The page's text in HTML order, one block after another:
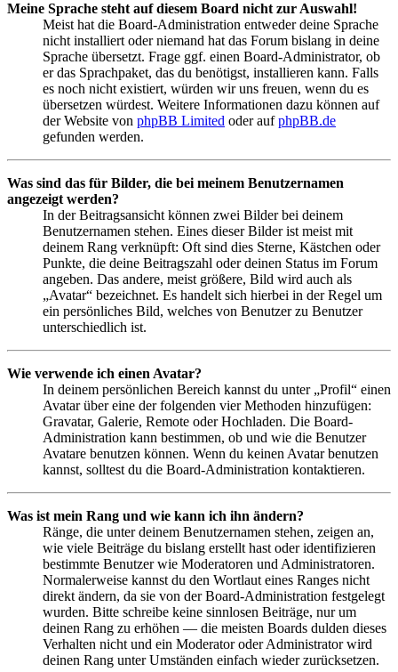
Meine Sprache steht auf diesem Board nicht zur Auswahl!
Meist hat die Board-Administration entweder deine Sprache
nicht installiert oder niemand hat das Forum bislang in deine
Sprache übersetzt. Frage ggf. einen Board-Administrator, ob
er das Sprachpaket, das du benötigst, installieren kann. Falls
es noch nicht existiert, würden wir uns freuen, wenn du es
übersetzen würdest. Weitere Informationen dazu können auf
der Website von phpBB Limited oder aufphpBB.de
gefunden werden.
Was sind das für Bilder, die bei meinem Benutzernamen
angezeigt werden?
In der Beitragsansicht können zwei Bilder bei deinem
Benutzernamen stehen. Eines dieser Bilder ist meist mit
deinem Rang verknüpft: Oft sind dies Sterne, Kästchen oder
Punkte, die deine Beitragszahl oder deinen Status im Forum
angeben. Das andere, meist größere, Bild wird auch als
„Avatar“ bezeichnet. Es handelt sich hierbei in der Regel um
ein persönliches Bild, welches von Benutzer zu Benutzer
unterschiedlich ist.
Wie verwende ich einen Avatar?
In deinem persönlichen Bereich kannst du unter „Profil“ einen
Avatar über eine der folgenden vier Methoden hinzufügen:
Gravatar, Galerie, Remote oder Hochladen. Die Board-
Administration kann bestimmen, ob und wie die Benutzer
Avatare benutzen können. Wenn du keinen Avatar benutzen
kannst, solltest du die Board-Administration kontaktieren.
Was ist mein Rang und wie kann ich ihn ändern?
Ränge, die unter deinem Benutzernamen stehen, zeigen an,
wie viele Beiträge du bislang erstellt hast oder identifizieren
bestimmte Benutzer wie Moderatoren und Administratoren.
Normalerweise kannst du den Wortlaut eines Ranges nicht
direkt ändern, da sie von der Board-Administration festgelegt
wurden. Bitte schreibe keine sinnlosen Beiträge, nur um
deinen Rang zu erhöhen — die meisten Boards dulden dieses
Verhalten nicht und ein Moderator oder Administrator wird
deinen Rang unter Umständen einfach wieder zurücksetzen.